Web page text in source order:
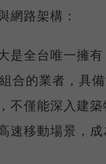
網路架構：
是全台唯一擁
合的業者，具備
不僅能深入建
速移動場景，